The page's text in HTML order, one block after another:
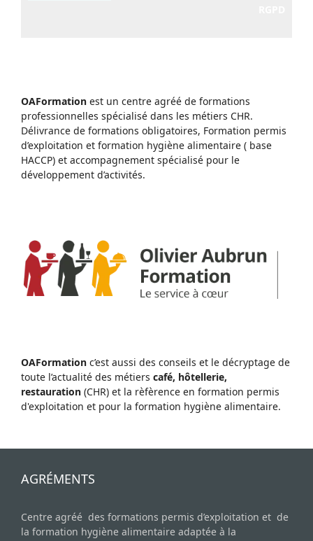
OAFormation est un centre agréé de formations
professionnelles spécialisé dans les métiers CHR.
Délivrance de formations obligatoires, Formation permis
d’exploitation et formation hygiène alimentaire ( base
HACCP) et accompagnement spécialisé pour le
développement d’activités.
OAFormation c’est aussi des conseils et le décryptage de
toute l’actualité des métiers café, hôtellerie,
restauration (CHR) et la rèfèrence en formation permis
d'exploitation et pour la formation hygiène alimentaire.
AGRÉMENTS
Centre agréé des formations permis d’exploitation et de
la formation hygiène alimentaire adaptée à la